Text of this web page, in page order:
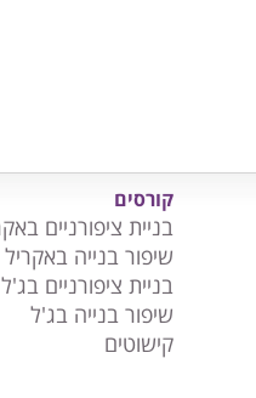
קורסים
בניית ציפורניים
שיפור בנייה באקריל
בניית ציפורניים בג'ל
שיפור בנייה בג'ל
קישוטים